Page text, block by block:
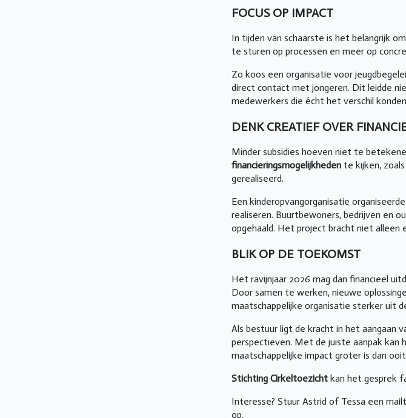
FOCUS OP IMPACT
In tijden van schaarste is het belangrijk
te sturen op processen en meer op
Zo koos een organisatie voor
direct contact met jongeren. Dit leidde
medewerkers die écht het verschil
DENK CREATIEF OVER
Minder subsidies hoeven niet te
financieringsmogelijkheden te kijken,
gerealiseerd.
Een kinderopvangorganisatie
realiseren. Buurtbewoners, bedrijven en
opgehaald. Het project bracht niet alleen
BLIK OP DE TOEKOMST
Het ravijnjaar 2026 mag dan financieel
Door samen te werken, nieuwe
maatschappelijke organisatie sterker uit
Als bestuur ligt de kracht in het aangaan
perspectieven. Met de juiste aanpak kan
maatschappelijke impact groter is dan
Stichting Cirkeltoezicht kan het gesprek
Interesse? Stuur Astrid of Tessa een
op.